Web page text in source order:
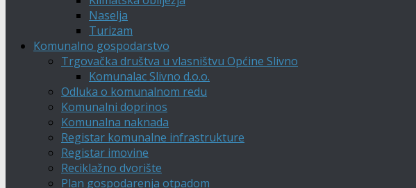
Naselja
Turizam
Komunalno gospodarstvo
Trgovačka društva u vlasništvu Općine Slivno
Komunalac Slivno d.o.o.
Odluka o komunalnom redu
Komunalni doprinos
Komunalna naknada
Registar komunalne infrastrukture
Registar imovine
Reciklažno dvorište
Plan gospodarenja otpadom